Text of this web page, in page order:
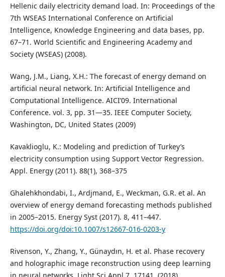
Hellenic daily electricity demand load. In: Proceedings of the
7th WSEAS International Conference on Artificial
Intelligence, Knowledge Engineering and data bases, pp.
67–71. World Scientific and Engineering Academy and
Society (WSEAS) (2008).
Wang, J.M., Liang, X.H.: The forecast of energy demand on
artificial neural network. In: Artificial Intelligence and
Computational Intelligence. AICI’09. International
Conference. vol. 3, pp. 31—35. IEEE Computer Society,
Washington, DC, United States (2009)
Kavaklioglu, K.: Modeling and prediction of Turkey’s
electricity consumption using Support Vector Regression.
Appl. Energy (2011). 88(1), 368–375
Ghalehkhondabi, I., Ardjmand, E., Weckman, G.R. et al. An
overview of energy demand forecasting methods published
in 2005–2015. Energy Syst (2017). 8, 411–447.
https://doi.org/doi:10.1007/s12667-016-0203-y
Rivenson, Y., Zhang, Y., Günaydın, H. et al. Phase recovery
and holographic image reconstruction using deep learning